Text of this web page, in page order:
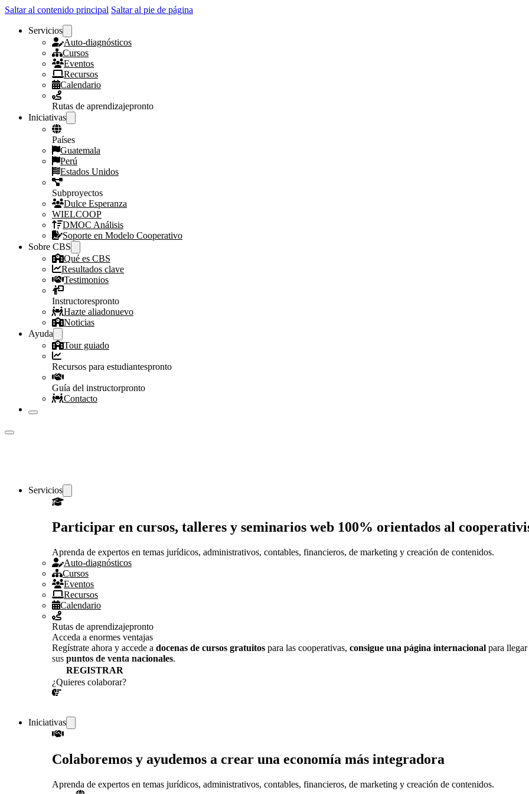
Saltar al contenido principal Saltar al pie de página
Servicios
Auto-diagnósticos
Cursos
Eventos
Recursos
Calendario
Rutas de aprendizajepronto
Iniciativas
Países
Guatemala
Perú
Estados Unidos
Subproyectos
Dulce Esperanza
WIELCOOP
DMOC Análisis
Soporte en Modelo Cooperativo
Sobre CBS
Qué es CBS
Resultados clave
Testimonios
Instructorespronto
Hazte aliadonuevo
Noticias
Ayuda
Tour guiado
Recursos para estudiantespronto
Guía del instructorpronto
Contacto
Servicios
Participar en cursos, talleres y seminarios web 100% orientados al
Aprenda de expertos en temas jurídicos, administrativos, contables, financieros, de marketing y creación de contenidos.
Auto-diagnósticos
Cursos
Eventos
Recursos
Calendario
Rutas de aprendizajepronto
Acceda a enormes ventajas
Regístrate ahora y accede a docenas de cursos gratuitos para las cooperativas, consigue una página internacional para
sus puntos de venta nacionales.
REGISTRAR
¿Quieres colaborar?
Iniciativas
Colaboremos y ayudemos a crear una economía más integradora
Aprenda de expertos en temas jurídicos, administrativos, contables, financieros, de marketing y creación de contenidos.